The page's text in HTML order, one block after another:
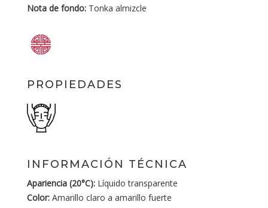
Nota de fondo: Tonka almizcle
PROPIEDADES
INFORMACIÓN TÉCNICA
Apariencia (20°C): Líquido transparente
Color: Amarillo claro a amarillo fuerte